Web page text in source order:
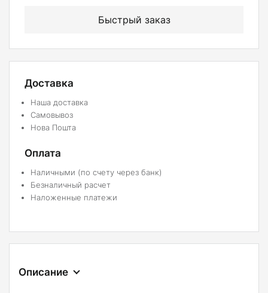
Быстрый заказ
Доставка
Наша доставка
Самовывоз
Нова Пошта
Оплата
Наличными (по счету через банк)
Безналичный расчет
Наложенные платежи
Описание